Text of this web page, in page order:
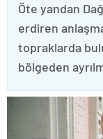
Öte yandan
erdiren
topraklarda
bölgeden